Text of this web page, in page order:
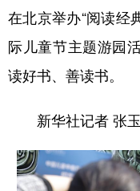
地方频道
北京
辽宁
浙江 安
在北京举办“阅读经
际儿童节主题游园
读好书、善读书。
新华社记者 张